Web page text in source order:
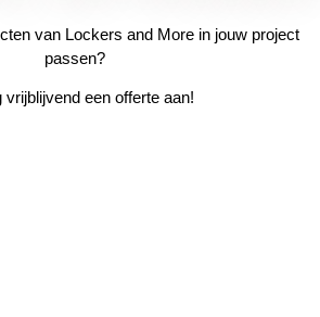
van Lockers and More in jouw project
passen?
vrijblijvend een offerte aan!